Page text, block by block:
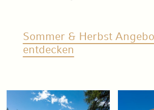
Sommer & Herbst
entdecken